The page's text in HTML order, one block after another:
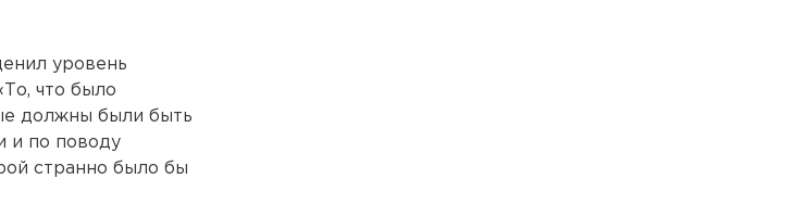
уровень
что было
должны были быть
и по поводу
странно было бы